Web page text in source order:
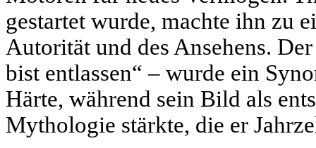
gestartet wurde, machte ihn zu
Autorität und des Ansehens.
bist entlassen“ – wurde ein
Härte, während sein Bild als
Mythologie stärkte, die er